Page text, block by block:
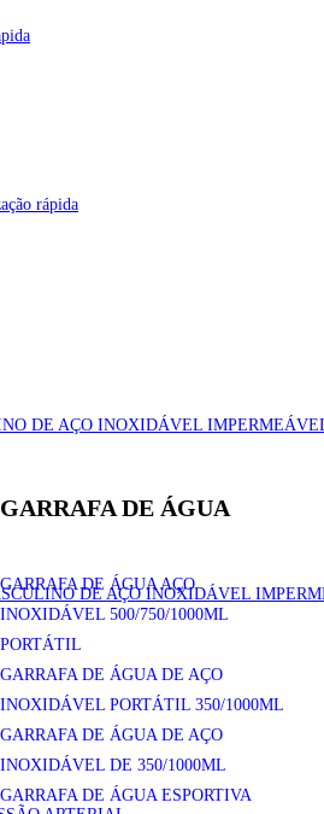
GARRAFA DE ÁGUA
GARRAFA DE ÁGUA AÇO
INOXIDÁVEL 500/750/1000ML
PORTÁTIL
GARRAFA DE ÁGUA DE AÇO
INOXIDÁVEL PORTÁTIL 350/1000ML
GARRAFA DE ÁGUA DE AÇO
INOXIDÁVEL DE 350/1000ML
GARRAFA DE ÁGUA ESPORTIVA
rápida